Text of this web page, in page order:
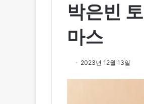
박은빈
마스
2023년 12월 13일